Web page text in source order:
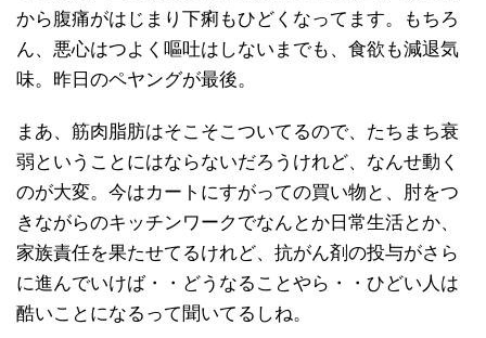
から腹痛がはじまり下痢もひどくなってます。もちろ
ん、悪心はつよく嘔吐はしないまでも、食欲も減退気
味。昨日のペヤングが最後。
まあ、筋肉脂肪はそこそこついてるので、たちまち衰
弱ということにはならないだろうけれど、なんせ動く
のが大変。今はカートにすがっての買い物と、肘をつ
きながらのキッチンワークでなんとか日常生活とか、
家族責任を果たせてるけれど、抗がん剤の投与がさら
に進んでいけば・・どうなることやら・・ひどい人は
酷いことになるって聞いてるしね。